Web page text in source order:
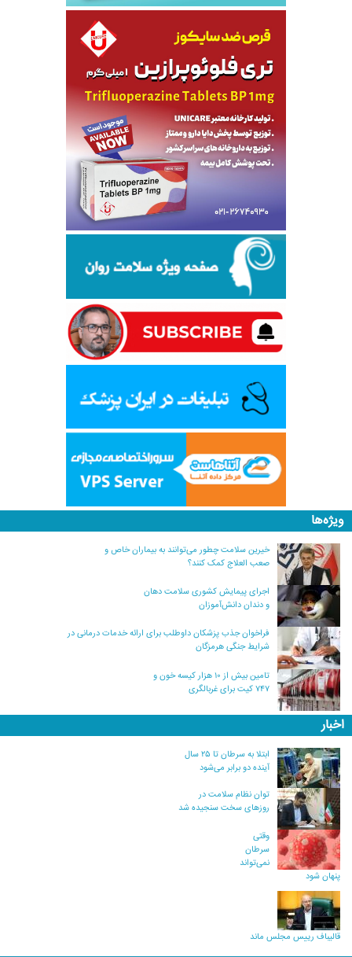
ویژه‌ها
خیرین سلامت چطور می‌توانند به بیماران خاص و
صعب العلاج کمک کنند؟
اجرای پیمایش کشوری سلامت دهان
و دندان دانش‌آموزان
فراخوان جذب پزشکان داوطلب برای ارائه خدمات درمانی در
شرایط جنگی هرمزگان
تامین بیش از ۱۰ هزار کیسه خون و
۷۴۷ کیت برای غربالگری
اخبار
ابتلا به سرطان تا ۲۵ سال
آینده دو برابر می‌شود
توان نظام سلامت در
روزهای سخت سنجیده شد
وقتی
سرطان
نمی‌تواند
پنهان شود
قالیباف رییس مجلس ماند